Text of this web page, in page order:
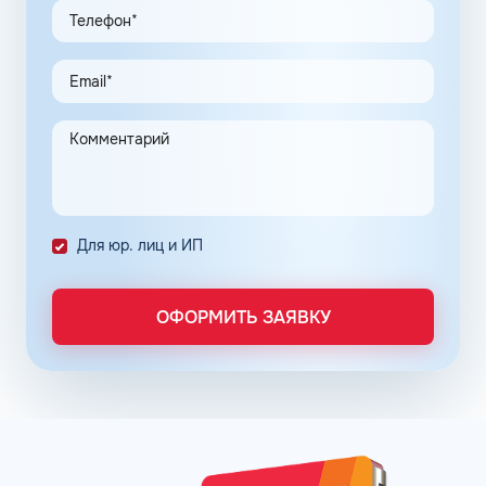
По топливным картам Шелл для юридических лиц
предусмотрена возможность покупки горючего и оплаты
дополнительных услуг по сниженным ценам. Этот
инструмент создан для упрощения ведения бизнеса
ООО и индивидуальных предпринимателей.
Постоянные клиенты сети АЗС Шелл в Нальчике могут
Заправочные карты для ИП и юридических лиц
оформляются по упрощенному порядку. Отчётность
формируется в личном кабинете, администратор может
Принимая решение о подключении к программе
Для юр. лиц и ИП
ОФОРМИТЬ ЗАЯВКУ